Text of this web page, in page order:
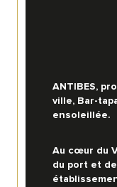
ANTIBES,
ville, Bar-
ensoleillée.
Au cœur du
du port et